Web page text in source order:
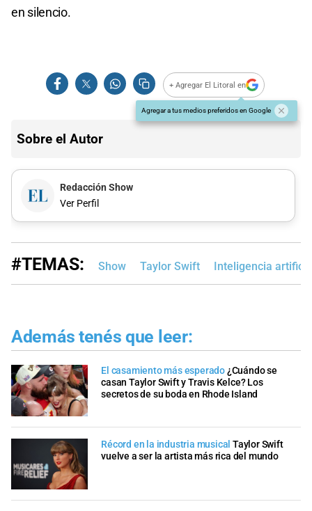
en silencio.
+ Agregar El Litoral en
Agregar a tus medios preferidos en Google
Sobre el Autor
Redacción Show
Ver Perfil
#TEMAS: Show Taylor Swift Inteligencia
Además tenés que leer:
El casamiento más esperado¿Cuándo se
casan Taylor Swift y Travis Kelce? Los
secretos de su boda en Rhode Island
Récord en la industria musical Taylor Swift
vuelve a ser la artista más rica del mundo